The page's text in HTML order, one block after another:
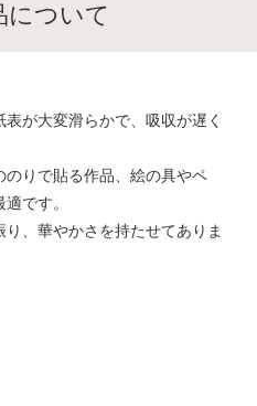
について
が大変滑らかで、吸収が遅く
りで貼る作品、絵の具やペ
です。
、華やかさを持たせてありま